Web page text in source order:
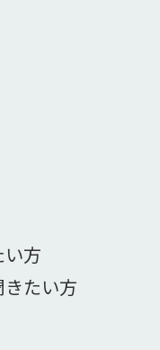
方
たい方